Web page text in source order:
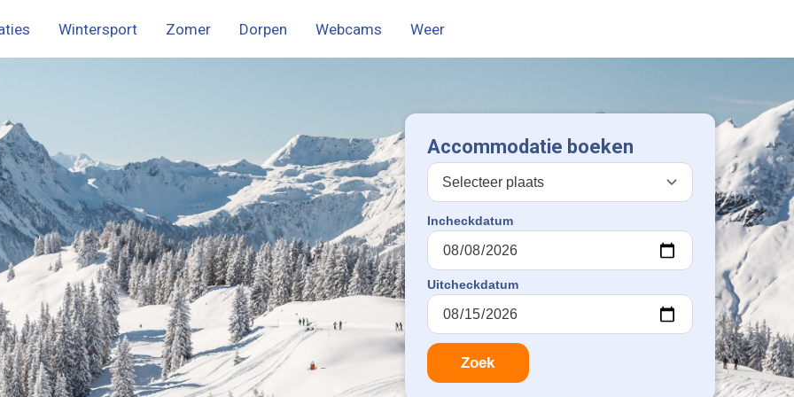
Wintersport Zomer Dorpen Webcams Weer
Accommodatie boeken
Incheckdatum
Uitcheckdatum
Zoek